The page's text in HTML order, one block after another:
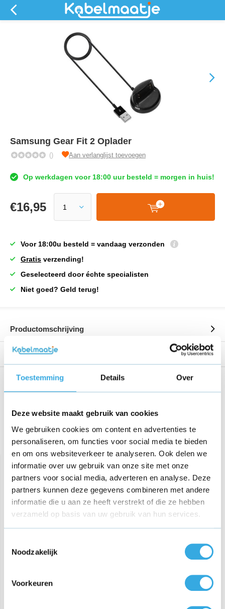
Toestemming Details Over
Deze website maakt gebruik van cookies
We gebruiken cookies om content en advertenties te
personaliseren, om functies voor social media te bieden
en om ons websiteverkeer te analyseren. Ook delen we
informatie over uw gebruik van onze site met onze
partners voor social media, adverteren en analyse. Deze
partners kunnen deze gegevens combineren met andere
informatie die u aan ze heeft verstrekt of die ze hebben
verzameld op basis van uw gebruik van hun services.
Noodzakelijk
Voorkeuren
Samsung Gear Fit 2 Oplader
() Aan verlanglijst toevoegen
Op werkdagen voor 18:00 uur besteld = morgen in huis!
€16,95
Voor 18:00u besteld = vandaag verzonden
Gratis verzending!
Geselecteerd door échte specialisten
Niet goed? Geld terug!
Productomschrijving
Reviews
Share this product!
Recent bekeken
Samsung Gear Fit 2